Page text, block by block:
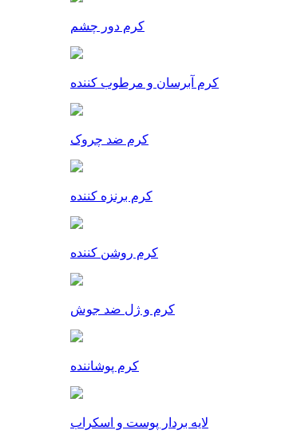
کرم دور چشم
کرم آبرسان و مرطوب کننده
کرم ضد چروک
کرم برنزه کننده
کرم روشن کننده
کرم و ژل ضد جوش
کرم پوشاننده
لایه بردار پوست و اسکراب